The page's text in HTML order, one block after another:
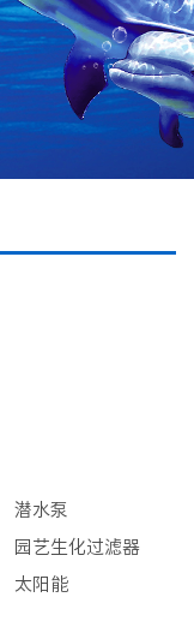
潜水泵
园艺生化过滤器
太阳能